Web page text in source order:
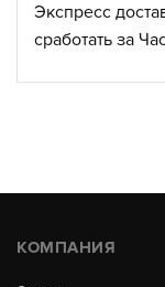
Экспресс
сработать за
КОМПАНИЯ